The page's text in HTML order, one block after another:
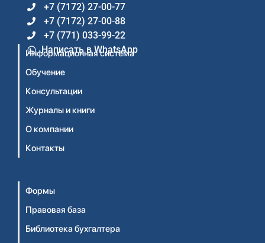
+7 (7172) 27-00-77
+7 (7172) 27-00-88
+7 (771) 033-99-22
Написать в WhatsApp
Информационная система
Обучение
Консультации
Журналы и книги
О компании
Контакты
Формы
Правовая база
Библиотека бухгалтера